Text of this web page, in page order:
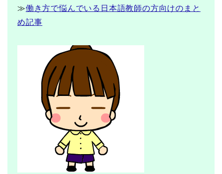
≫働き方で悩んでいる日本語教師の方向けのまと
め記事